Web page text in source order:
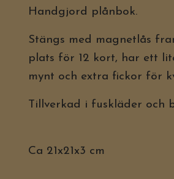
Handgjord plånbok.
Stängs med magnetlås
plats för 12 kort, har ett
mynt och extra fickor för
Tillverkad i fuskläder och
Ca 21x21x3 cm